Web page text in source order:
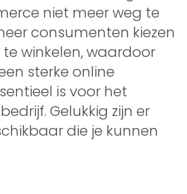
niet meer weg te
consumenten kiezen
winkelen, waardoor
sterke online
is voor het
Gelukkig zijn er
die je kunnen